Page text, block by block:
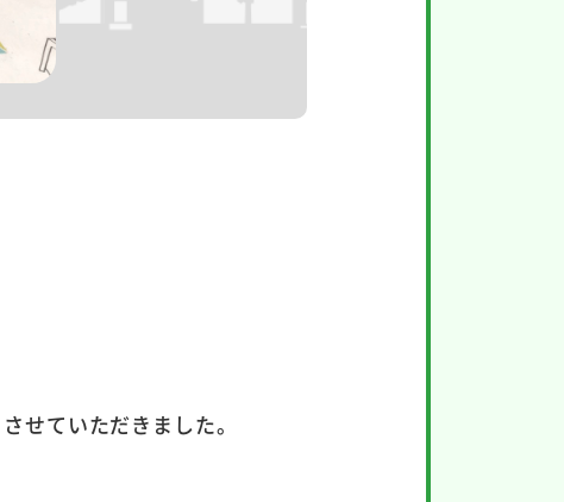
させていただきました。